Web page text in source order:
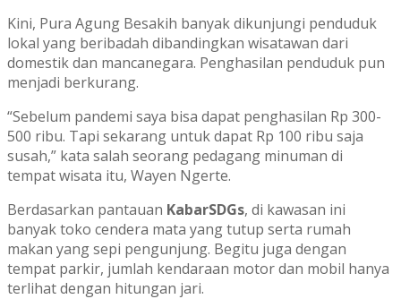
Kini, Pura Agung Besakih banyak dikunjungi penduduk
lokal yang beribadah dibandingkan wisatawan dari
domestik dan mancanegara. Penghasilan penduduk pun
menjadi berkurang.
“Sebelum pandemi saya bisa dapat penghasilan Rp 300-
500 ribu. Tapi sekarang untuk dapat Rp 100 ribu saja
susah,” kata salah seorang pedagang minuman di
tempat wisata itu, Wayen Ngerte.
Berdasarkan pantauan KabarSDGs, di kawasan ini
banyak toko cendera mata yang tutup serta rumah
makan yang sepi pengunjung. Begitu juga dengan
tempat parkir, jumlah kendaraan motor dan mobil hanya
terlihat dengan hitungan jari.